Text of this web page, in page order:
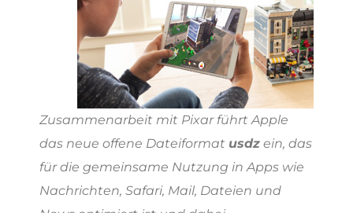
Zusammenarbeit mit Pixar führt Apple
das neue offene Dateiformat usdz ein, das
für die gemeinsame Nutzung in Apps wie
Nachrichten, Safari, Mail, Dateien und